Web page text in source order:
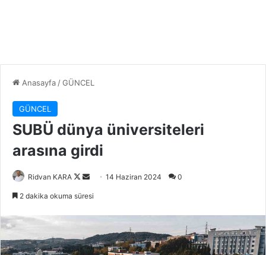
Anasayfa /GÜNCEL
GÜNCEL
SUBÜ dünya üniversiteleri
arasına girdi
Ridvan KARA
Follow
Bir
14 Haziran 2024 0
2 dakika okuma süresi